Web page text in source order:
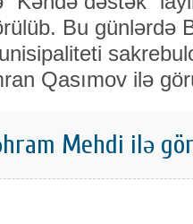
Bu günlərdə
Qasımov ilə
Mehdi ilə